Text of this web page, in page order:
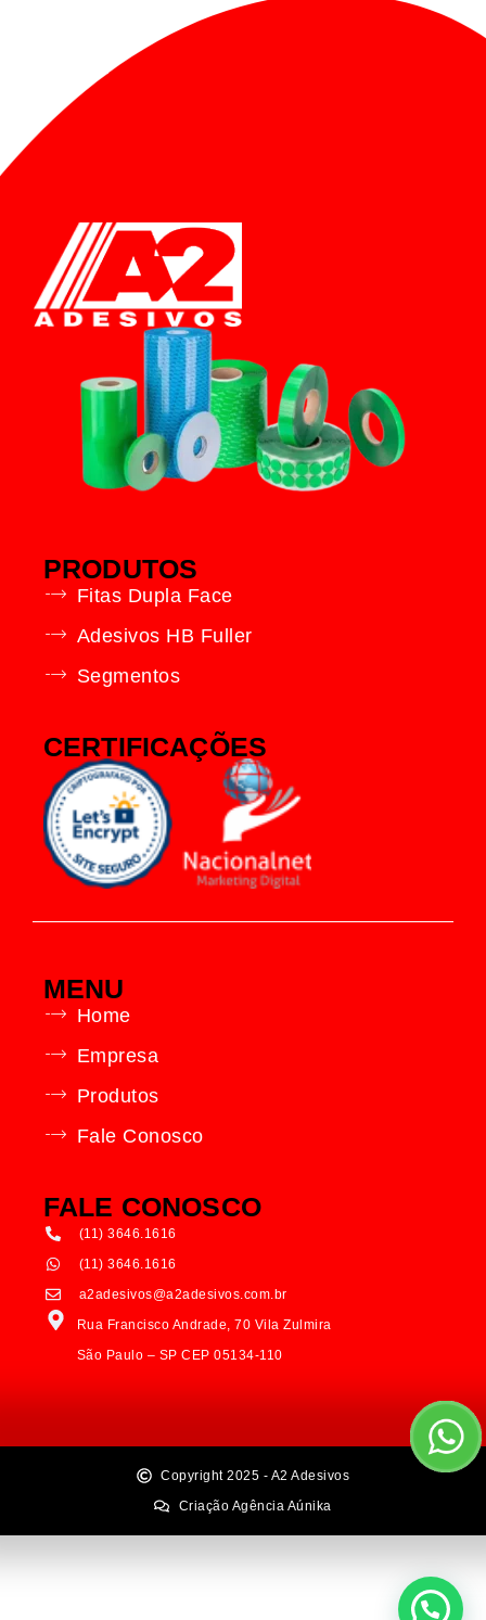
PRODUTOS
Fitas Dupla Face
Adesivos HB Fuller
Segmentos
CERTIFICAÇÕES
MENU
Home
Empresa
Produtos
Fale Conosco
FALE CONOSCO
(11) 3646.1616
(11) 3646.1616
a2adesivos@a2adesivos.com.br
Rua Francisco Andrade, 70 Vila Zulmira
São Paulo – SP CEP 05134-110
Copyright 2025 - A2 Adesivos
Criação Agência Aúnika